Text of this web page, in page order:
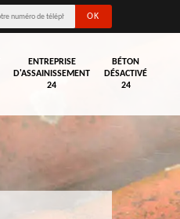
ENTREPRISE
D'ASSAINISSEMENT
24
BÉTON
DÉSACTIVÉ
24